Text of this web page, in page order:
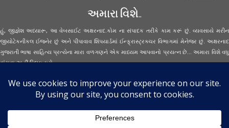
અમારા વિશે..
હું, જીજ્ઞેશ અધ્યારૂ, આ વેબસાઈટ અક્ષરનાદ.કોમ ના સંપાદક તરીકે કામ કરૂં છું. વ્યવસાયે મરીન
જીયોટેકનીકલ ઈજનેર છું અને પીપાવાવ શિપયાર્ડમાં ઈન્ફ્રાસ્ટ્રક્ચર વિભાગમાં મેનેજર છું. અક્ષરનાદ
ગુજરાતી ભાષા સાહિત્ય પ્રત્યેના મારા વળગણને એક માધ્યમ આપવાનો પ્રયત્ન છે... અમારા વિશે વધુ
વાંચવાઅહીં ક્લિક કરો...
Secured Site Assurance